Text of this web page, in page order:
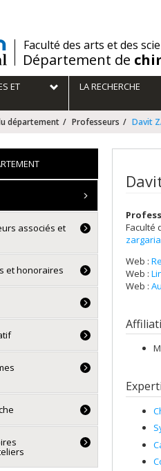
/Faculté des arts et des
Département de
ET LA RECHERCHE
département Professeurs Davit
Faculté
Web :
Web :
Web :
associés et
et honoraires